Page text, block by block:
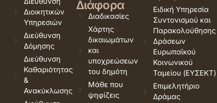
Διοικητικών
Υπηρεσιών
Διεύθυνση
Δόμησης
Διεύθυνση
Καθαριότητας
&
Ανακύκλωσης
Διάφορα
Διαδικασίες
Χάρτης
δικαιωμάτων
και
υποχρεώσεων
του δημότη
Μάθε που
ψηφίζεις
Ειδική Υπηρεσία
Συντονισμού και
Παρακολούθησης
Δράσεων
Ευρωπαϊκού
Κοινωνικού
Ταμείου (ΕΥΣΕΚΤ)
Επιμελητήριο
Δράμας